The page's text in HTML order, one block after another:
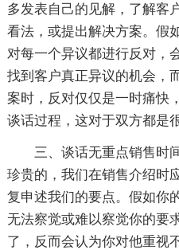
多发表自己的见解，了解客
看法，或提出解决方案。假
对每一个异议都进行反对，
找到客户真正异议的机会，
案时，反对仅仅是一时痛快
谈话过程，这对于双方都是
三、谈话无重点销售时间
珍贵的，我们在销售介绍时
复申述我们的要点。假如你
无法察觉或难以察觉你的要
了，反而会认为你对他重视